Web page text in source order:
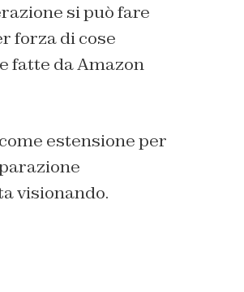
si può fare
forza di cose
fatte da Amazon
estensione per
visionando.